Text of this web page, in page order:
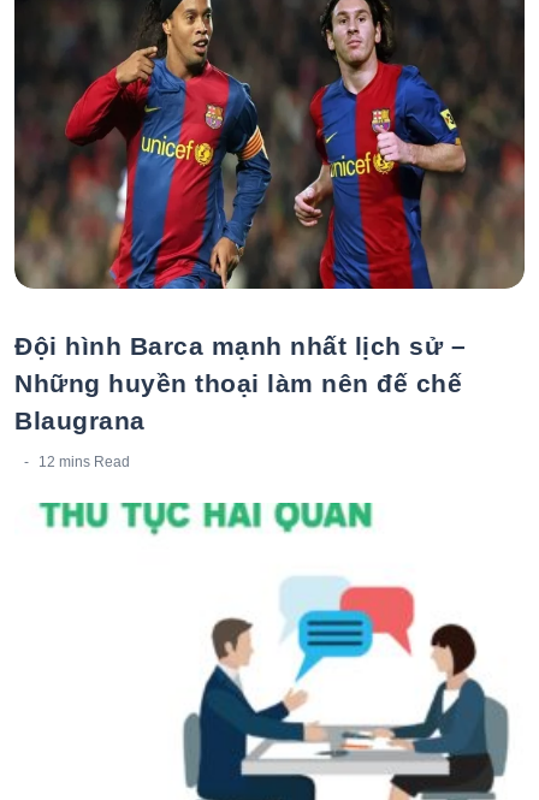
Đội hình Barca mạnh nhất lịch sử –
Những huyền thoại làm nên đế chế
Blaugrana
12 mins Read